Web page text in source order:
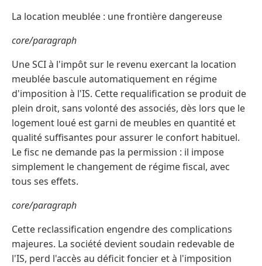
La location meublée : une frontière dangereuse
core/paragraph
Une SCI à l'impôt sur le revenu exercant la location
meublée bascule automatiquement en régime
d'imposition à l'IS. Cette requalification se produit de
plein droit, sans volonté des associés, dès lors que le
logement loué est garni de meubles en quantité et
qualité suffisantes pour assurer le confort habituel.
Le fisc ne demande pas la permission : il impose
simplement le changement de régime fiscal, avec
tous ses effets.
core/paragraph
Cette reclassification engendre des complications
majeures. La société devient soudain redevable de
l'IS, perd l'accès au déficit foncier et à l'imposition